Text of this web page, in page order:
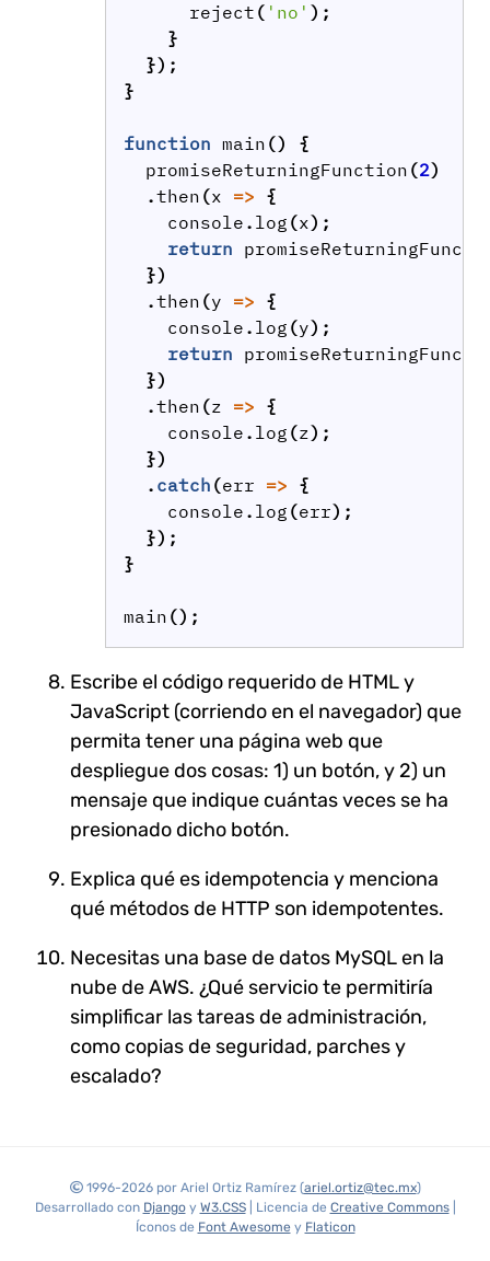
reject ( 'no' );
}
});
}
function main ()
{
promiseReturningFunction (2)
.then (x => {
console . log (x);
return
})
.then (y => {
console . log (y);
return
})
.then (z => {
console . log (z);
})
. catch (err => {
console . log (err);
});
}
main ();
Escribe el código requerido de HTML y
JavaScript (corriendo en el navegador) que
permita tener una página web que
despliegue dos cosas: 1) un botón, y 2) un
mensaje que indique cuántas veces se ha
presionado dicho botón.
Explica qué es idempotencia y menciona
qué métodos de HTTP son idempotentes.
Necesitas una base de datos MySQL en la
nube de AWS. ¿Qué servicio te permitiría
simplificar las tareas de administración,
como copias de seguridad, parches y
escalado?
1996-2026 por Ariel Ortiz Ramírez (ariel.ortiz@tec.mx)
Desarrollado con Djangoy W3.CSS| Licencia de Creative Commons|
Íconos de Font Awesomey Flaticon